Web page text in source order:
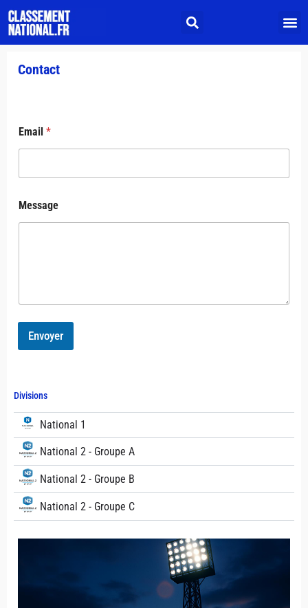
Divisions
National 1
National 2 - Groupe A
National 2 - Groupe B
National 2 - Groupe C
Contact
Email *
m
a
g
E
i
Message
Envoyer